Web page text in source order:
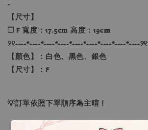
-
【尺寸】
❐ F 寬度：17.5𝐜𝐦 高度：19𝐜𝐦
୨୧----*----*----*----*----*----*----*----*----୨୧
【顏色】：白色、黑色、銀色
【尺寸】：F
💡訂單依照下單順序為主唷！